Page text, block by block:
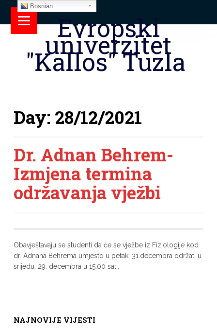
Evropski
univerzitet
"Kallos" Tuzla
Day: 28/12/2021
Dr. Adnan Behrem-
Izmjena termina
održavanja vježbi
Obavještavaju se studenti da će se vježbe iz Fiziologije kod
dr. Adnana Behrema umjesto u petak, 31.decembra održati u
srijedu, 29. decembra u 15.00 sati.
NAJNOVIJE VIJESTI
Bosnian